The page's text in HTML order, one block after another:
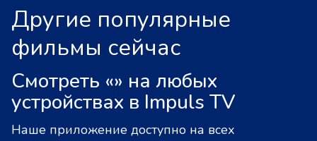
Другие популярные
фильмы сейчас
Смотреть «» на любых
устройствах в Impuls TV
Наше приложение доступно на всех